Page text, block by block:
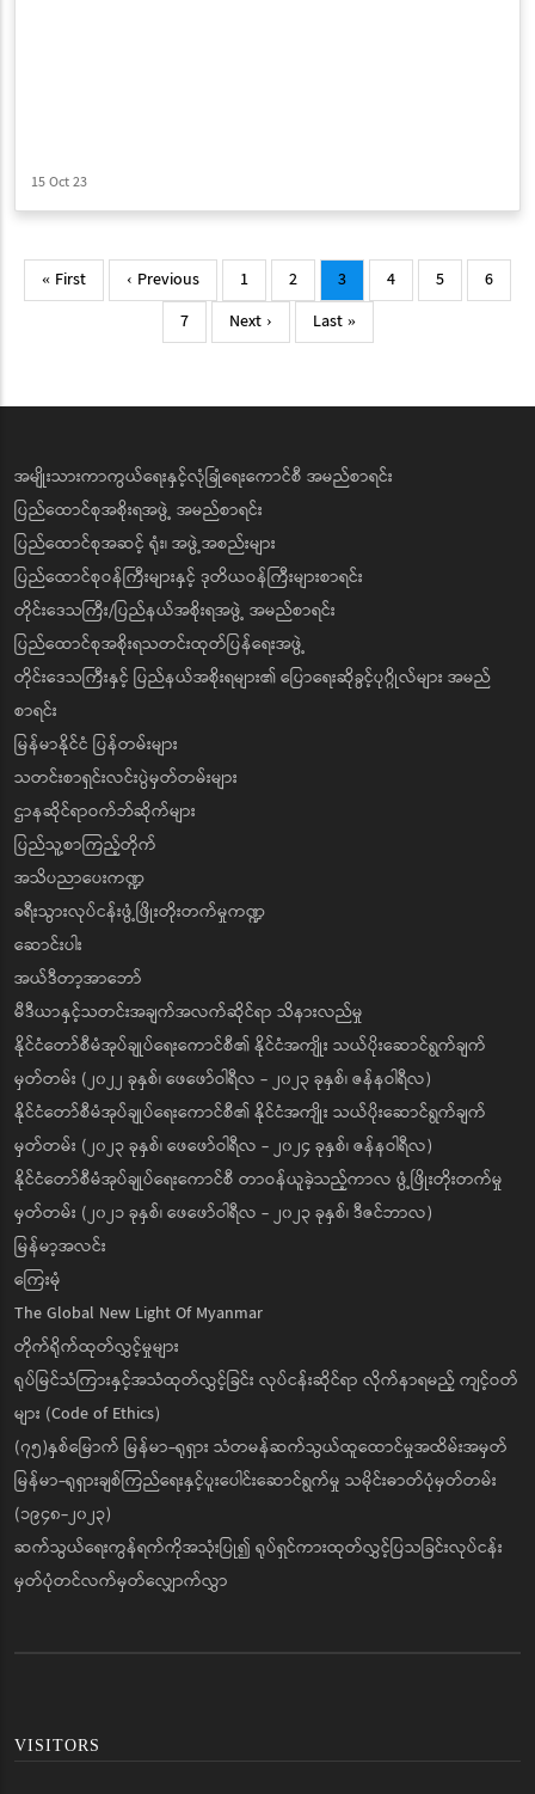
15 Oct 23
Pagination
First
page
« First
Previous
page
‹ Previous Page
1 Page
2
Current
page
3 Page
4 Page
5 Page
6
Page
7
Next
page
Next ›
Last
page
Last »
အမျိုးသားကာကွယ်ရေးနှင့်လုံခြုံရေးကောင်စီ အမည်စာရင်း
ပြည်ထောင်စုအစိုးရအဖွဲ့ အမည်စာရင်း
ပြည်ထောင်စုအဆင့် ရုံး၊ အဖွဲ့အစည်းများ
ပြည်ထောင်စုဝန်ကြီးများနှင့် ဒုတိယဝန်ကြီးများစာရင်း
တိုင်းဒေသကြီး/ပြည်နယ်အစိုးရအဖွဲ့ အမည်စာရင်း
ပြည်ထောင်စုအစိုးရသတင်းထုတ်ပြန်ရေးအဖွဲ့
တိုင်းဒေသကြီးနှင့် ပြည်နယ်အစိုးရများ၏ ပြောရေးဆိုခွင့်ပုဂ္ဂိုလ်များ အမည်
စာရင်း
မြန်မာနိုင်ငံ ပြန်တမ်းများ
သတင်းစာရှင်းလင်းပွဲမှတ်တမ်းများ
ဌာနဆိုင်ရာဝက်ဘ်ဆိုက်များ
ပြည်သူ့စာကြည့်တိုက်
အသိပညာပေးကဏ္ဍ
ခရီးသွားလုပ်ငန်းဖွံ့ဖြိုးတိုးတက်မှုကဏ္ဍ
ဆောင်းပါး
အယ်ဒီတာ့အာဘော်
မီဒီယာနှင့်သတင်းအချက်အလက်ဆိုင်ရာ သိနားလည်မှု
နိုင်ငံတော်စီမံအုပ်ချုပ်ရေးကောင်စီ၏ နိုင်ငံအကျိုး သယ်ပိုးဆောင်ရွက်ချက်
မှတ်တမ်း (၂၀၂၂ ခုနှစ်၊ ဖေဖော်ဝါရီလ - ၂၀၂၃ ခုနှစ်၊ ဇန်နဝါရီလ)
နိုင်ငံတော်စီမံအုပ်ချုပ်ရေးကောင်စီ၏ နိုင်ငံအကျိုး သယ်ပိုးဆောင်ရွက်ချက်
မှတ်တမ်း (၂၀၂၃ ခုနှစ်၊ ဖေဖော်ဝါရီလ - ၂၀၂၄ ခုနှစ်၊ ဇန်နဝါရီလ)
နိုင်ငံတော်စီမံအုပ်ချုပ်ရေးကောင်စီ တာဝန်ယူခဲ့သည့်ကာလ ဖွံ့ဖြိုးတိုးတက်မှု
မှတ်တမ်း (၂၀၂၁ ခုနှစ်၊ ဖေဖော်ဝါရီလ - ၂၀၂၃ ခုနှစ်၊ ဒီဇင်ဘာလ)
မြန်မာ့အလင်း
ကြေးမုံ
The Global New Light Of Myanmar
တိုက်ရိုက်ထုတ်လွှင့်မှုများ
ရုပ်မြင်သံကြားနှင့်အသံထုတ်လွှင့်ခြင်း လုပ်ငန်းဆိုင်ရာ လိုက်နာရမည့် ကျင့်ဝတ်
များ (Code of Ethics)
(၇၅)နှစ်မြောက် မြန်မာ-ရုရှား သံတမန်ဆက်သွယ်ထူထောင်မှုအထိမ်းအမှတ်
မြန်မာ-ရုရှားချစ်ကြည်ရေးနှင့်ပူးပေါင်းဆောင်ရွက်မှု သမိုင်းဓာတ်ပုံမှတ်တမ်း
(၁၉၄၈-၂၀၂၃)
ဆက်သွယ်ရေးကွန်ရက်ကိုအသုံးပြု၍ ရုပ်ရှင်ကားထုတ်လွှင့်ပြသခြင်းလုပ်ငန်း
မှတ်ပုံတင်လက်မှတ်လျှောက်လွှာ
VISITORS